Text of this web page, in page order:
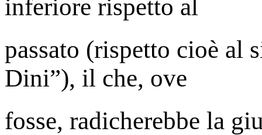
inferiore rispetto al
passato (rispetto cioè al
Dini”), il che, ove
fosse, radicherebbe la